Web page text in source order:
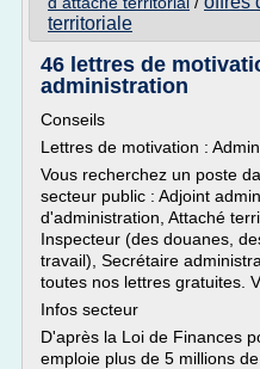
territoriale
46 lettres de
administration
Conseils
Lettres de motivation :
Vous recherchez un poste
secteur public : Adjoint
d'administration, Attaché
Inspecteur (des douanes,
travail), Secrétaire
toutes nos lettres gratuites.
Infos secteur
D'après la Loi de Finances
emploie plus de 5 millions